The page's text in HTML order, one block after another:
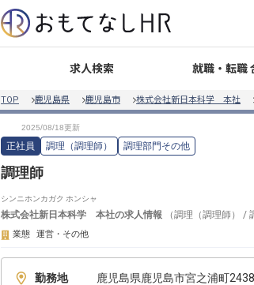
求人検索 就職・転職
TOP 鹿児島県 鹿児島市 株式会社新日本科学 本社
正社員 調理（調理師） 調理部門その他
調理師
シンニホンカガク ホンシャ
株式会社新日本科学 本社の求人情報 （調理（調理師） /
業態 運営・その他
勤務地 鹿児島県鹿児島市宮之浦町2438